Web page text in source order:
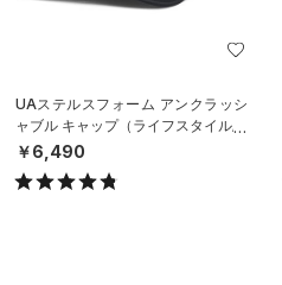
UAステルスフォーム アンクラッシ
ャブル キャップ（ライフスタイル/U
NISEX）
￥6,490